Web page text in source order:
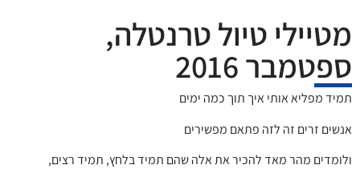
מטיילי טיול טרנטלה,
ספטמבר 2016
תמיד מפליא אותי איך תוך כמה ימים
אנשים זרים זה לזה פתאם מפשירים
ולומדים מהר מאד להכיר את אלה שהם תמיד בלחץ, תמיד רצים,